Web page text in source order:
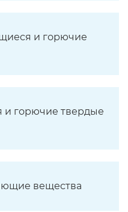
и горючие
горючие твердые
вещества